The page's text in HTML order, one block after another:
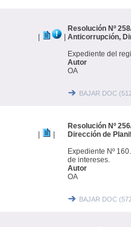
Resolución Nº
Anticorrupción,
Expediente del
Autor
OA
BAJAR DOC
Resolución Nº
Dirección de
Expediente Nº
de intereses.
Autor
OA
BAJAR DOC